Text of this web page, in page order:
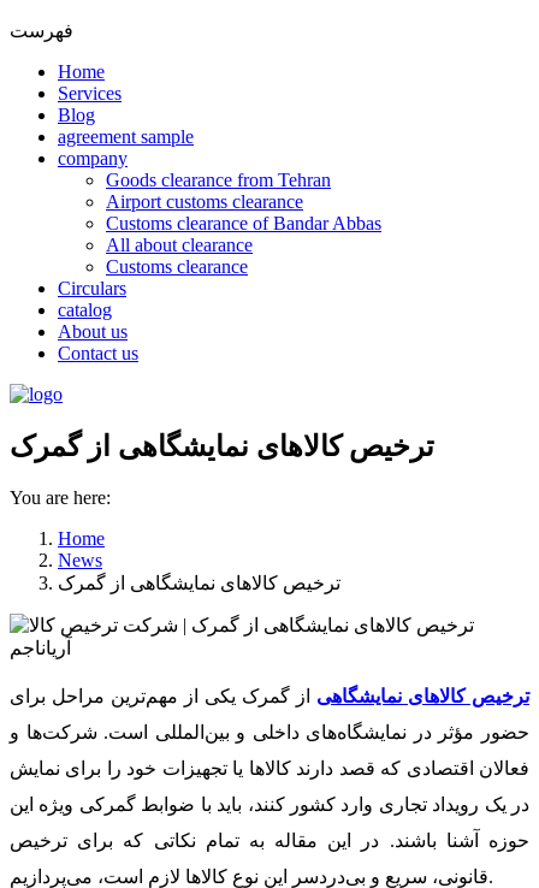
فهرست
Home
Services
Blog
agreement sample
company
Goods clearance from Tehran
Airport customs clearance
Customs clearance of Bandar Abbas
All about clearance
Customs clearance
Circulars
catalog
About us
Contact us
ترخیص کالاهای نمایشگاهی از گمرک
You are here:
Home
News
ترخیص کالاهای نمایشگاهی از گمرک
ترخیص کالاهای نمایشگاهی از گمرک یکی از مهم‌ترین مراحل برای
حضور مؤثر در نمایشگاه‌های داخلی و بین‌المللی است. شرکت‌ها و
فعالان اقتصادی که قصد دارند کالاها یا تجهیزات خود را برای نمایش
در یک رویداد تجاری وارد کشور کنند، باید با ضوابط گمرکی ویژه این
حوزه آشنا باشند. در این مقاله به تمام نکاتی که برای ترخیص
قانونی، سریع و بی‌دردسر این نوع کالاها لازم است، می‌پردازیم.